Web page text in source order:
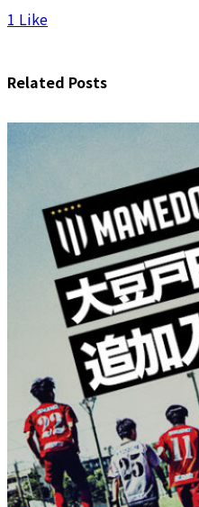
1 Like
Related Posts